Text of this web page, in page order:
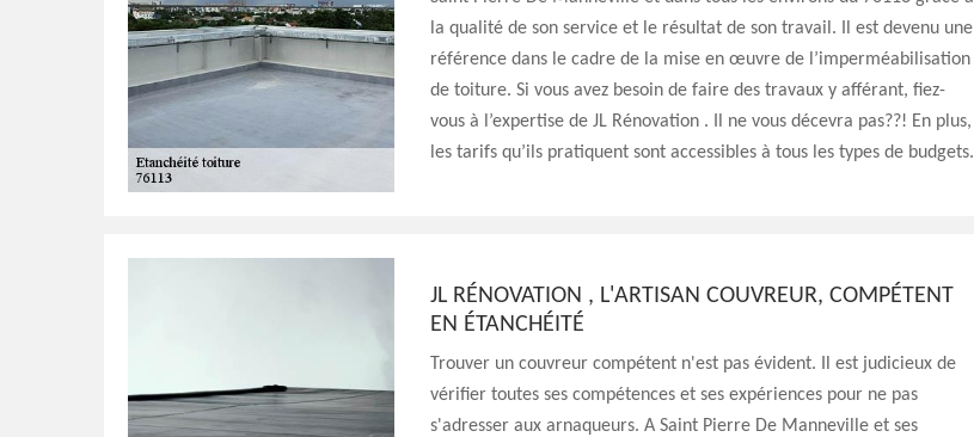
la qualité de son service et le résultat de son travail. Il est devenu une
référence dans le cadre de la mise en œuvre de l’imperméabilisation
de toiture. Si vous avez besoin de faire des travaux y afférant, fiez-
vous à l’expertise de JL Rénovation . Il ne vous décevra pas??! En plus,
les tarifs qu’ils pratiquent sont accessibles à tous les types de budgets.
JL RÉNOVATION , L'ARTISAN COUVREUR, COMPÉTENT
EN ÉTANCHÉITÉ
Trouver un couvreur compétent n'est pas évident. Il est judicieux de
vérifier toutes ses compétences et ses expériences pour ne pas
s'adresser aux arnaqueurs. A Saint Pierre De Manneville et ses